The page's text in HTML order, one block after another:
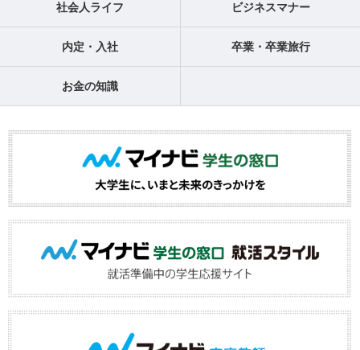
社会人ライフ ビジネスマナー
内定・入社 卒業・卒業旅行
お金の知識